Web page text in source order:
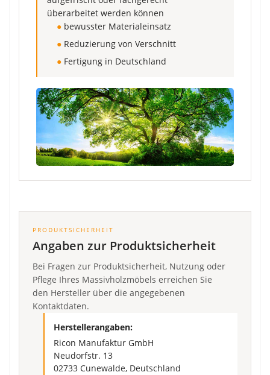
überarbeitet werden können
● bewusster Materialeinsatz
● Reduzierung von Verschnitt
● Fertigung in Deutschland
PRODUKTSICHERHEIT
Angaben zur Produktsicherheit
Bei Fragen zur Produktsicherheit, Nutzung oder
Pflege Ihres Massivholzmöbels erreichen Sie
den Hersteller über die angegebenen
Kontaktdaten.
Herstellerangaben:
Ricon Manufaktur GmbH
Neudorfstr. 13
02733 Cunewalde, Deutschland